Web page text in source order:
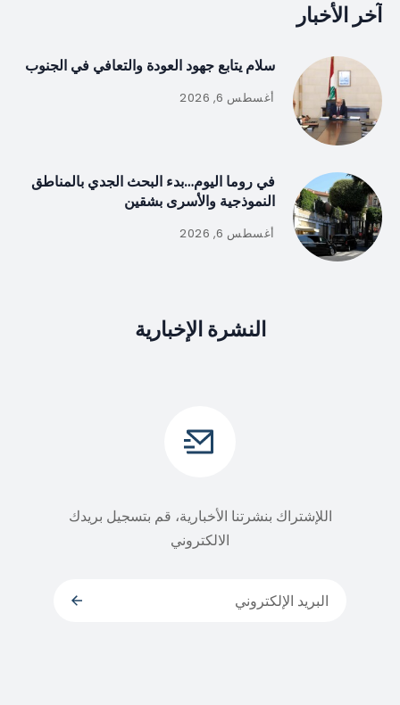
آخر الأخبار
سلام يتابع جهود العودة والتعافي في الجنوب
أغسطس 6, 2026
في روما اليوم…بدء البحث الجدي بالمناطق
النموذجية والأسرى بشقين
أغسطس 6, 2026
النشرة الإخبارية
اللإشتراك بنشرتنا الأخبارية، قم بتسجيل بريدك
الالكتروني